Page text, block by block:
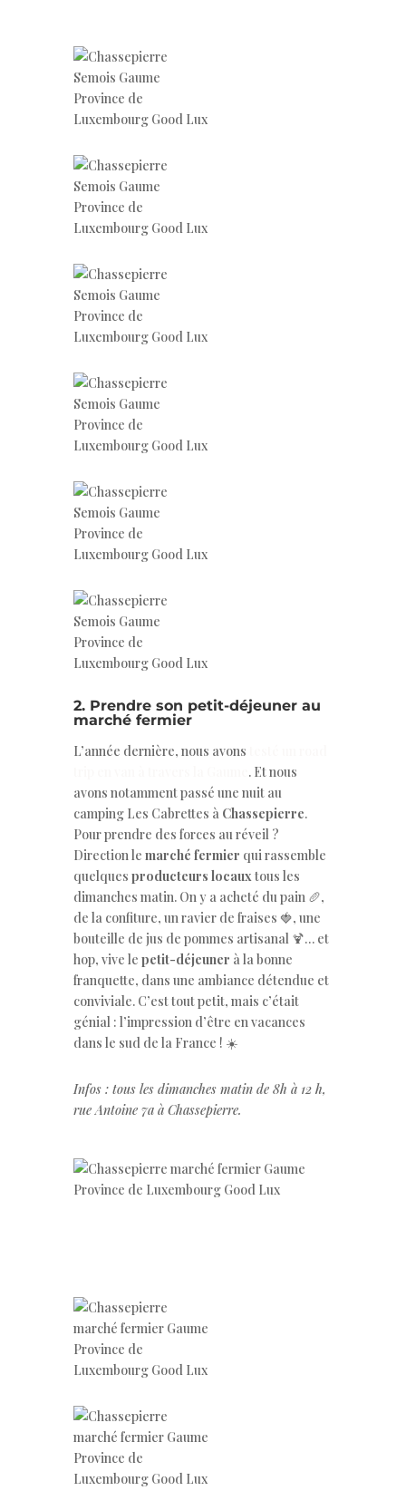
2. Prendre son petit-déjeuner au
marché fermier
L’année dernière, nous avons
. Et nous
avons notamment passé une nuit au
camping Les Cabrettes à Chassepierre.
Pour prendre des forces au réveil ?
Direction le marché fermier qui rassemble
quelques producteurs locauxtous les
dimanches matin. On y a acheté du pain 🥖,
de la confiture, un ravier de fraises 🍓, une
bouteille de jus de pommes artisanal 🍹… et
hop, vive le petit-déjeuner à la bonne
franquette, dans une ambiance détendue et
conviviale. C’est tout petit, mais c’était
génial : l’impression d’être en vacances
dans le sud de la France ! ☀️
Infos : tous les dimanches matin de 8h à 12 h,
rue Antoine 7a à Chassepierre.